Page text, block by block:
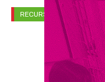
RECURSOS PNL